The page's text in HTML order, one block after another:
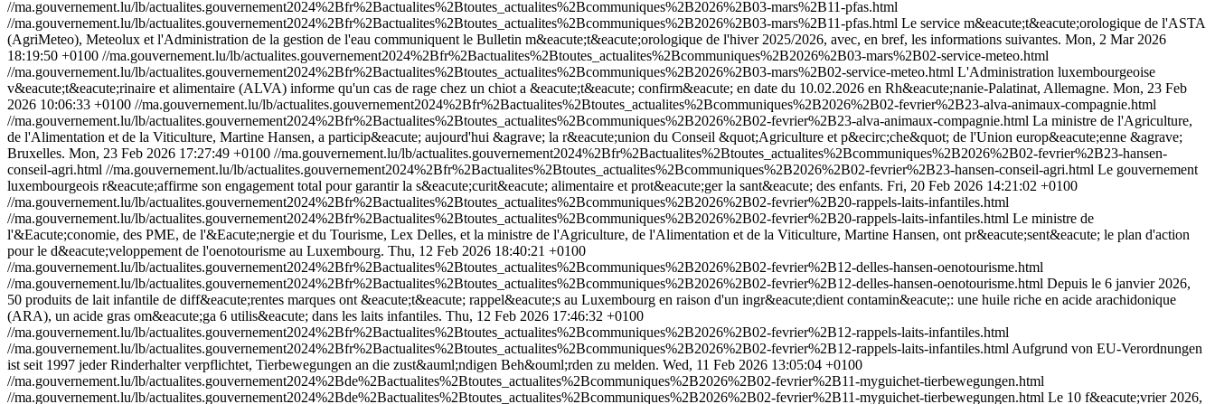
//ma.gouvernement.lu/lb/actualites.gouvernement2024%2Bfr%2Bactualites%2Btoutes_actualites%2Bcommuniques%2B2026%2B03-mars%2B11-pfas.html
//ma.gouvernement.lu/lb/actualites.gouvernement2024%2Bfr%2Bactualites%2Btoutes_actualites%2Bcommuniques%2B2026%2B03-mars%2B11-pfas.html Le service m&eacute;t&eacute;orologique de l'ASTA
(AgriMeteo), Meteolux et l'Administration de la gestion de l'eau communiquent le Bulletin m&eacute;t&eacute;orologique de l'hiver 2025/2026, avec, en bref, les informations suivantes. Mon, 2 Mar 2026
18:19:50 +0100 //ma.gouvernement.lu/lb/actualites.gouvernement2024%2Bfr%2Bactualites%2Btoutes_actualites%2Bcommuniques%2B2026%2B03-mars%2B02-service-meteo.html
//ma.gouvernement.lu/lb/actualites.gouvernement2024%2Bfr%2Bactualites%2Btoutes_actualites%2Bcommuniques%2B2026%2B03-mars%2B02-service-meteo.html L'Administration luxembourgeoise
v&eacute;t&eacute;rinaire et alimentaire (ALVA) informe qu'un cas de rage chez un chiot a &eacute;t&eacute; confirm&eacute; en date du 10.02.2026 en Rh&eacute;nanie-Palatinat, Allemagne. Mon, 23 Feb
2026 10:06:33 +0100 //ma.gouvernement.lu/lb/actualites.gouvernement2024%2Bfr%2Bactualites%2Btoutes_actualites%2Bcommuniques%2B2026%2B02-fevrier%2B23-alva-animaux-compagnie.html
//ma.gouvernement.lu/lb/actualites.gouvernement2024%2Bfr%2Bactualites%2Btoutes_actualites%2Bcommuniques%2B2026%2B02-fevrier%2B23-alva-animaux-compagnie.html La ministre de l'Agriculture,
de l'Alimentation et de la Viticulture, Martine Hansen, a particip&eacute; aujourd'hui &agrave; la r&eacute;union du Conseil &quot;Agriculture et p&ecirc;che&quot; de l'Union europ&eacute;enne &agrave;
Bruxelles. Mon, 23 Feb 2026 17:27:49 +0100 //ma.gouvernement.lu/lb/actualites.gouvernement2024%2Bfr%2Bactualites%2Btoutes_actualites%2Bcommuniques%2B2026%2B02-fevrier%2B23-hansen-
conseil-agri.html //ma.gouvernement.lu/lb/actualites.gouvernement2024%2Bfr%2Bactualites%2Btoutes_actualites%2Bcommuniques%2B2026%2B02-fevrier%2B23-hansen-conseil-agri.html Le gouvernement
luxembourgeois r&eacute;affirme son engagement total pour garantir la s&eacute;curit&eacute; alimentaire et prot&eacute;ger la sant&eacute; des enfants. Fri, 20 Feb 2026 14:21:02 +0100
//ma.gouvernement.lu/lb/actualites.gouvernement2024%2Bfr%2Bactualites%2Btoutes_actualites%2Bcommuniques%2B2026%2B02-fevrier%2B20-rappels-laits-infantiles.html
//ma.gouvernement.lu/lb/actualites.gouvernement2024%2Bfr%2Bactualites%2Btoutes_actualites%2Bcommuniques%2B2026%2B02-fevrier%2B20-rappels-laits-infantiles.html Le ministre de
l'&Eacute;conomie, des PME, de l'&Eacute;nergie et du Tourisme, Lex Delles, et la ministre de l'Agriculture, de l'Alimentation et de la Viticulture, Martine Hansen, ont pr&eacute;sent&eacute; le plan d'action
pour le d&eacute;veloppement de l'oenotourisme au Luxembourg. Thu, 12 Feb 2026 18:40:21 +0100
//ma.gouvernement.lu/lb/actualites.gouvernement2024%2Bfr%2Bactualites%2Btoutes_actualites%2Bcommuniques%2B2026%2B02-fevrier%2B12-delles-hansen-oenotourisme.html
//ma.gouvernement.lu/lb/actualites.gouvernement2024%2Bfr%2Bactualites%2Btoutes_actualites%2Bcommuniques%2B2026%2B02-fevrier%2B12-delles-hansen-oenotourisme.html Depuis le 6 janvier 2026,
50 produits de lait infantile de diff&eacute;rentes marques ont &eacute;t&eacute; rappel&eacute;s au Luxembourg en raison d'un ingr&eacute;dient contamin&eacute;: une huile riche en acide arachidonique
(ARA), un acide gras om&eacute;ga 6 utilis&eacute; dans les laits infantiles. Thu, 12 Feb 2026 17:46:32 +0100
//ma.gouvernement.lu/lb/actualites.gouvernement2024%2Bfr%2Bactualites%2Btoutes_actualites%2Bcommuniques%2B2026%2B02-fevrier%2B12-rappels-laits-infantiles.html
//ma.gouvernement.lu/lb/actualites.gouvernement2024%2Bfr%2Bactualites%2Btoutes_actualites%2Bcommuniques%2B2026%2B02-fevrier%2B12-rappels-laits-infantiles.html Aufgrund von EU-Verordnungen
ist seit 1997 jeder Rinderhalter verpflichtet, Tierbewegungen an die zust&auml;ndigen Beh&ouml;rden zu melden. Wed, 11 Feb 2026 13:05:04 +0100
//ma.gouvernement.lu/lb/actualites.gouvernement2024%2Bde%2Bactualites%2Btoutes_actualites%2Bcommuniques%2B2026%2B02-fevrier%2B11-myguichet-tierbewegungen.html
//ma.gouvernement.lu/lb/actualites.gouvernement2024%2Bde%2Bactualites%2Btoutes_actualites%2Bcommuniques%2B2026%2B02-fevrier%2B11-myguichet-tierbewegungen.html Le 10 f&eacute;vrier 2026,